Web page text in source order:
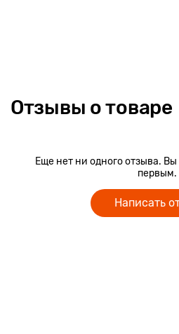
Отзывы о товаре
Еще нет ни одного отзыва.
первым.
Написать